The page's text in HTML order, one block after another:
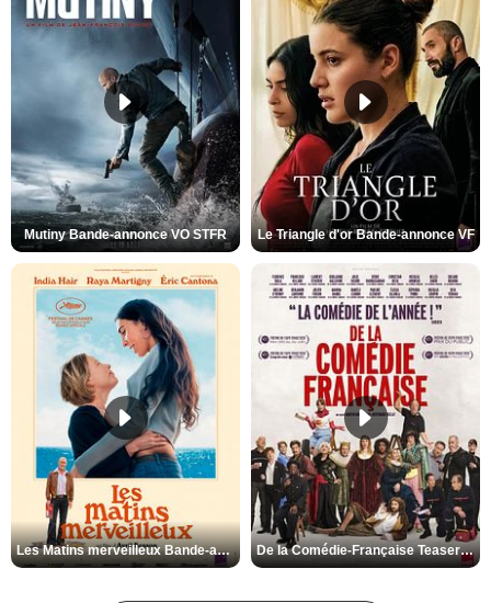
Mutiny Bande-annonce VO STFR Le Triangle d'or Bande-annonce VF
Les Matins merveilleux Bande-annonce VF De la Comédie-Française Teaser VF